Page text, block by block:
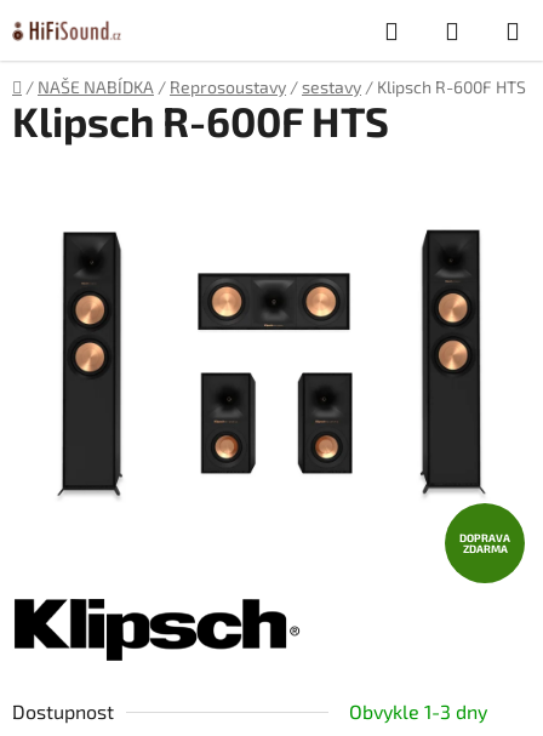
na
obsah
Hledat
KOŠÍK
Domů
/ NAŠE NABÍDKA / Reprosoustavy /sestavy / Klipsch R-600F HTS
Dostupnost Obvykle 1-3 dny
Klipsch R-600F HTS
DOPRAVA
ZDARMA